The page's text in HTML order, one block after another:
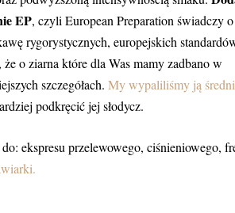
EP, czyli European Preparation świadczy o
rygorystycznych, europejskich
że o ziarna które dla Was mamy zadbano w
szczegółach. My wypaliliśmy ją
podkręcić jej słodycz.
ekspresu przelewowego, ciśnieniowego,